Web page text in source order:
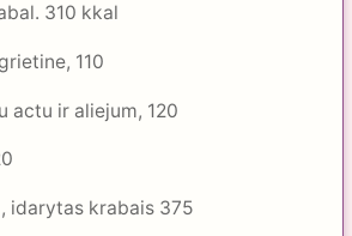
310 kkal
110
actu ir aliejum, 120
idarytas krabais 375